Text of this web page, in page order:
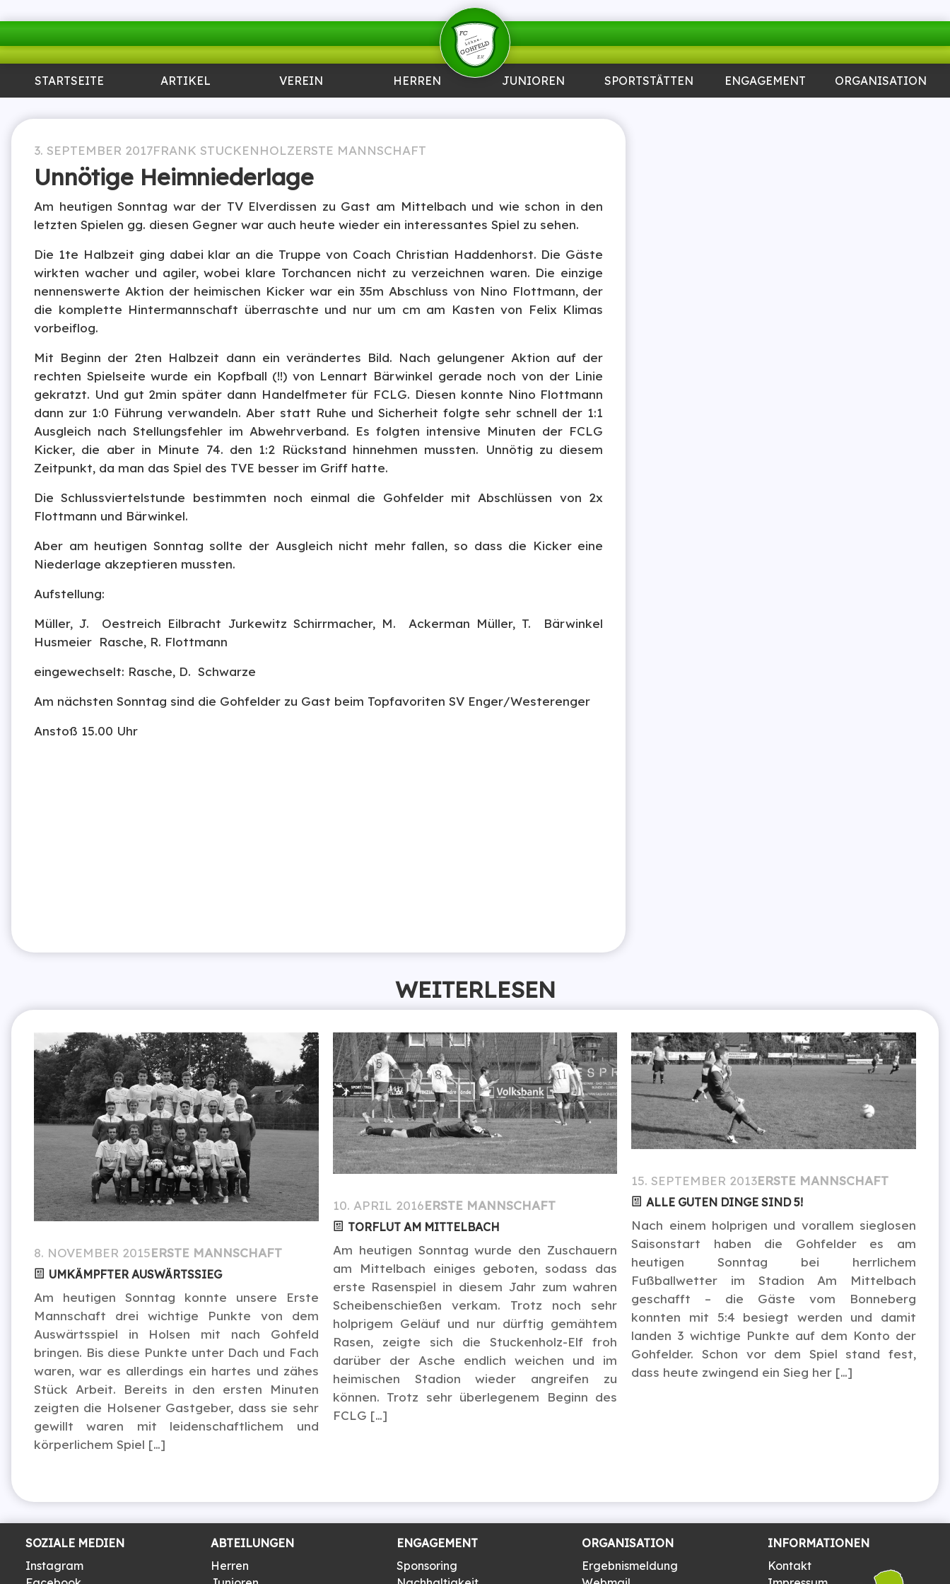
STARTSEITE ARTIKEL VEREIN HERREN JUNIOREN SPORTSTÄTTEN ENGAGEMENT ORGANISATION
3. SEPTEMBER 2017FRANK STUCKENHOLZERSTE MANNSCHAFT
Unnötige Heimniederlage
Am heutigen Sonntag war der TV Elverdissen zu Gast am Mittelbach und wie schon in den
letzten Spielen gg. diesen Gegner war auch heute wieder ein interessantes Spiel zu sehen.
Die 1te Halbzeit ging dabei klar an die Truppe von Coach Christian Haddenhorst. Die Gäste
wirkten wacher und agiler, wobei klare Torchancen nicht zu verzeichnen waren. Die einzige
nennenswerte Aktion der heimischen Kicker war ein 35m Abschluss von Nino Flottmann, der
die komplette Hintermannschaft überraschte und nur um cm am Kasten von Felix Klimas
vorbeiflog.
Mit Beginn der 2ten Halbzeit dann ein verändertes Bild. Nach gelungener Aktion auf der
rechten Spielseite wurde ein Kopfball (!!) von Lennart Bärwinkel gerade noch von der Linie
gekratzt. Und gut 2min später dann Handelfmeter für FCLG. Diesen konnte Nino Flottmann
dann zur 1:0 Führung verwandeln. Aber statt Ruhe und Sicherheit folgte sehr schnell der 1:1
Ausgleich nach Stellungsfehler im Abwehrverband. Es folgten intensive Minuten der FCLG
Kicker, die aber in Minute 74. den 1:2 Rückstand hinnehmen mussten. Unnötig zu diesem
Zeitpunkt, da man das Spiel des TVE besser im Griff hatte.
Die Schlussviertelstunde bestimmten noch einmal die Gohfelder mit Abschlüssen von 2x
Flottmann und Bärwinkel.
Aber am heutigen Sonntag sollte der Ausgleich nicht mehr fallen, so dass die Kicker eine
Niederlage akzeptieren mussten.
Aufstellung:
Müller, J. Oestreich Eilbracht Jurkewitz Schirrmacher, M. Ackerman Müller, T. Bärwinkel
Husmeier Rasche, R. Flottmann
eingewechselt: Rasche, D. Schwarze
Am nächsten Sonntag sind die Gohfelder zu Gast beim Topfavoriten SV Enger/Westerenger
Anstoß 15.00 Uhr
WEITERLESEN
8. NOVEMBER 2015ERSTE MANNSCHAFT
UMKÄMPFTER AUSWÄRTSSIEG
Am heutigen Sonntag konnte unsere Erste
Mannschaft drei wichtige Punkte von dem
Auswärtsspiel in Holsen mit nach Gohfeld
bringen. Bis diese Punkte unter Dach und Fach
waren, war es allerdings ein hartes und zähes
Stück Arbeit. Bereits in den ersten Minuten
zeigten die Holsener Gastgeber, dass sie sehr
gewillt waren mit leidenschaftlichem und
körperlichem Spiel […]
10. APRIL 2016ERSTE MANNSCHAFT
TORFLUT AM MITTELBACH
Am heutigen Sonntag wurde den Zuschauern
am Mittelbach einiges geboten, sodass das
erste Rasenspiel in diesem Jahr zum wahren
Scheibenschießen verkam. Trotz noch sehr
holprigem Geläuf und nur dürftig gemähtem
Rasen, zeigte sich die Stuckenholz-Elf froh
darüber der Asche endlich weichen und im
heimischen Stadion wieder angreifen zu
können. Trotz sehr überlegenem Beginn des
FCLG […]
15. SEPTEMBER 2013ERSTE MANNSCHAFT
ALLE GUTEN DINGE SIND 5!
Nach einem holprigen und vorallem sieglosen
Saisonstart haben die Gohfelder es am
heutigen Sonntag bei herrlichem
Fußballwetter im Stadion Am Mittelbach
geschafft – die Gäste vom Bonneberg
konnten mit 5:4 besiegt werden und damit
landen 3 wichtige Punkte auf dem Konto der
Gohfelder. Schon vor dem Spiel stand fest,
dass heute zwingend ein Sieg her […]
SOZIALE MEDIEN
Instagram
ABTEILUNGEN
Herren
ENGAGEMENT
Sponsoring
ORGANISATION
Ergebnismeldung
INFORMATIONEN
Kontakt